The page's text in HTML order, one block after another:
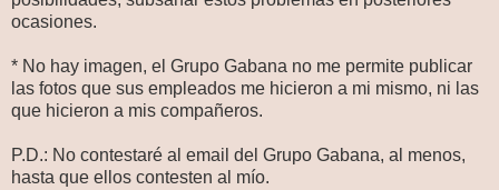
ocasiones.
* No hay imagen, el Grupo Gabana no me permite publicar
las fotos que sus empleados me hicieron a mi mismo, ni las
que hicieron a mis compañeros.
P.D.: No contestaré al email del Grupo Gabana, al menos,
hasta que ellos contesten al mío.